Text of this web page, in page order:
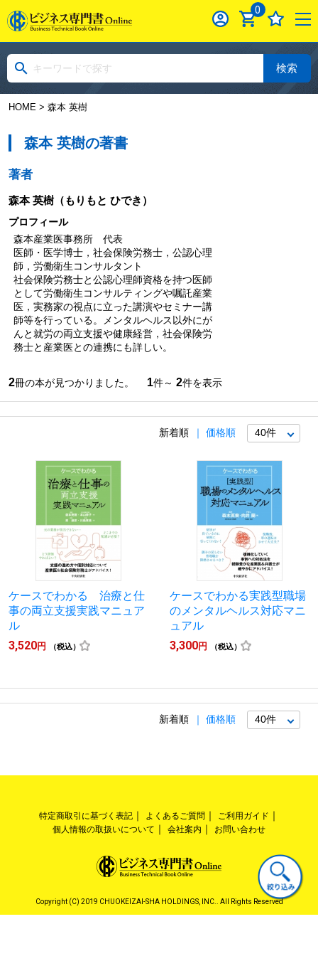
0
検索
HOME> 森本 英樹
森本 英樹の著書
著者
森本 英樹（もりもと ひでき）
プロフィール
森本産業医事務所 代表
医師・医学博士，社会保険労務士，公認心理
師，労働衛生コンサルタント
社会保険労務士と公認心理師資格を持つ医師
として労働衛生コンサルティングや嘱託産業
医，実務家の視点に立った講演やセミナー講
師等を行っている。メンタルヘルス以外にが
んと就労の両立支援や健康経営，社会保険労
務士と産業医との連携にも詳しい。
2冊の本が見つかりました。 1件～ 2件を表示
新着順 価格順
ケースでわかる 治療と仕
事の両立支援実践マニュア
ル
3,520円 （税込）
ケースでわかる実践型職場
のメンタルヘルス対応マニ
ュアル
3,300円 （税込）
新着順 価格順
特定商取引に基づく表記 よくあるご質問
ご利用ガイド
個人情報の取扱いについて
会社案内 お問い合わせ
Copyright (C) 2019 CHUOKEIZAI-SHA HOLDINGS, INC.. All Rights Reserved